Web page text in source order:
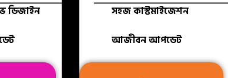
ডিজাইন
সহজ কাস্টমাইজেশন
আজীবন আপডেট